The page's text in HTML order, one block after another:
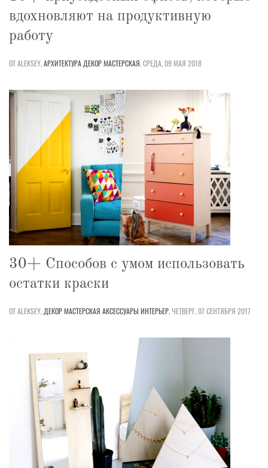
вдохновляют на продуктивную
работу
ОТ ALEKSEY,АРХИТЕКТУРА ДЕКОРМАСТЕРСКАЯ,СРЕДА, 09 МАЯ 2018
30+ Способов с умом использовать
остатки краски
ОТ ALEKSEY, ДЕКОРМАСТЕРСКАЯ АКСЕССУАРЫ ИНТЕРЬЕР,ЧЕТВЕРГ, 07 СЕНТЯБРЯ 2017